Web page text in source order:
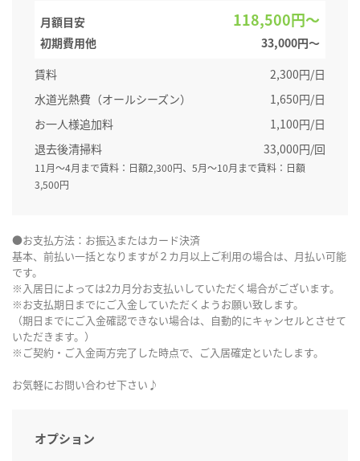
月額目安 118,500円～
初期費用他
33,000円〜
賃料
2,300円/日
水道光熱費（オールシーズン）
1,650円/日
お一人様追加料
1,100円/日
退去後清掃料
33,000円/回
11月～4月まで賃料：日額2,300円、5月～10月まで賃料：日額
3,500円
●お支払方法：お振込またはカード決済
基本、前払い一括となりますが２カ月以上ご利用の場合は、月払い可能
です。
※入居日によっては2カ月分お支払いしていただく場合がございます。
※お支払期日までにご入金していただくようお願い致します。
（期日までにご入金確認できない場合は、自動的にキャンセルとさせて
いただきます。）
※ご契約・ご入金両方完了した時点で、ご入居確定といたします。
お気軽にお問い合わせ下さい♪
オプション